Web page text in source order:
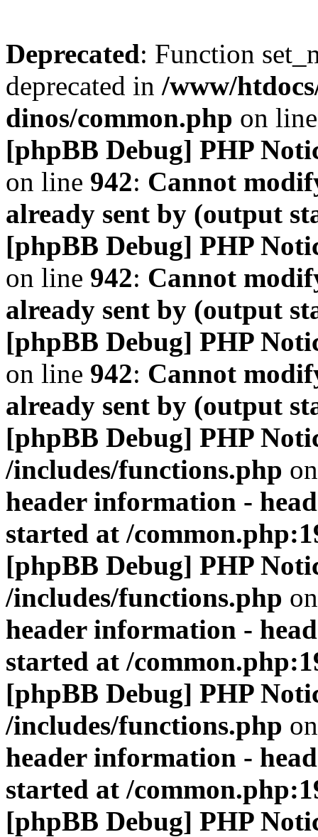
Deprecated: Function
deprecated in /www/
dinos/common.php on
[phpBB Debug] PHP
on line 942: Cannot
already sent by (output
[phpBB Debug] PHP
on line 942: Cannot
already sent by (output
[phpBB Debug] PHP
on line 942: Cannot
already sent by (output
[phpBB Debug] PHP
/includes/functions.php
header information -
started at /
[phpBB Debug] PHP
/includes/functions.php
header information -
started at /
[phpBB Debug] PHP
/includes/functions.php
header information -
started at /
[phpBB Debug] PHP